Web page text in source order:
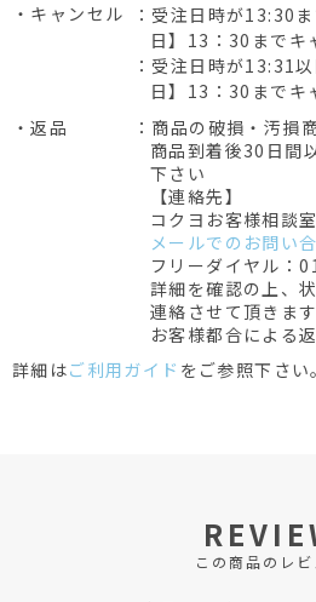
・キャンセル
：受注日時が13:30
日】13：30までキ
：受注日時が13:31
日】13：30までキ
・返品
：商品の破損・汚損
商品到着後30日間
下さい
【連絡先】
コクヨお客様相談室
メールでのお問い
フリーダイヤル：
詳細を確認の上、
連絡させて頂きます
お客様都合による
詳細はご利用ガイド をご参照下さい。
この商品のレビ